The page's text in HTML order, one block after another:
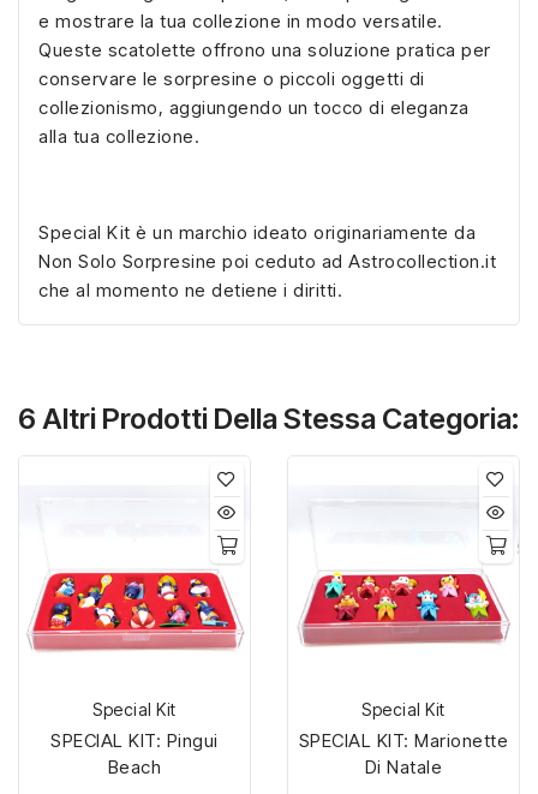
e mostrare la tua collezione in modo versatile.
Queste scatolette offrono una soluzione pratica per
conservare le sorpresine o piccoli oggetti di
collezionismo, aggiungendo un tocco di eleganza
alla tua collezione.
Special Kit è un marchio ideato originariamente da
Non Solo Sorpresine poi ceduto ad Astrocollection.it
che al momento ne detiene i diritti.
6 Altri Prodotti Della Stessa Categoria:
Special Kit
SPECIAL KIT: Pingui
Beach
Special Kit
SPECIAL KIT: Marionette
Di Natale